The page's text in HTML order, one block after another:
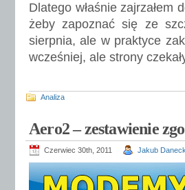
Dlatego właśnie
żeby zapoznać się ze
sierpnia, ale w praktyce
wcześniej, ale strony
Analiza
Aero2 – zestawienie
Czerwiec 30th, 2011 Jakub